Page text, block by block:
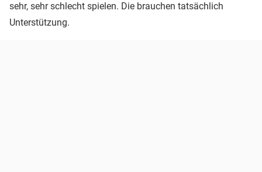
sehr, sehr schlecht spielen. Die brauchen tatsächlich
Unterstützung.